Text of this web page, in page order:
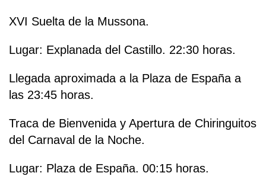
XVI Suelta de la Mussona.
Lugar: Explanada del Castillo. 22:30 horas.
Llegada aproximada a la Plaza de España a
las 23:45 horas.
Traca de Bienvenida y Apertura de Chiringuitos
del Carnaval de la Noche.
Lugar: Plaza de España. 00:15 horas.